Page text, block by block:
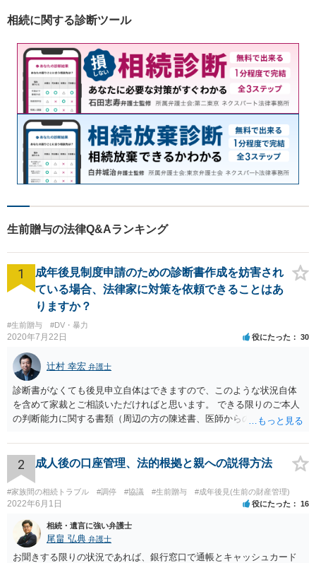
個室】【法テラス利用可】
相続に関する診断ツール
生前贈与の法律Q&Aランキング
1
成年後見制度申請のための診断書作成を妨害され
ている場合、法律家に対策を依頼できることはあ
りますか？
#生前贈与 #DV・暴力
2020年7月22日 役にたった 30
辻村 幸宏 弁護士
診断書がなくても後見申立自体はできますので、このような状況自体
を含めて家裁とご相談いただければと思います。 できる限りのご本人
の判断能力に関する書類（周辺の方の陳述書、医師からの聴取書等）
をしていただければそこから先は進むのではないかと存じます。 ま
た、Aさんの意向を酌みすぎるあまりに後見申立ができない状況にして
いる施設の問題もありますので、当該地域の地域包括支援センターに
ご相談されるのもひとつの方法です。
2 成人後の口座管理、法的根拠と親への説得方法
#家族間の相続トラブル #調停 #協議 #生前贈与 #成年後見(生前の財産管理)
2022年6月1日 役にたった 16
相続・遺言に強い弁護士
尾畠 弘典 弁護士
お聞きする限りの状況であれば、銀行窓口で通帳とキャッシュカード